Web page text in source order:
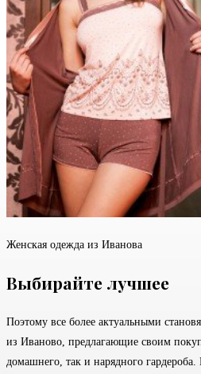
Женская одежда из Иванова
Выбирайте лучшее
Поэтому все более актуальными
из Иваново, предлагающие своим
домашнего, так и нарядного